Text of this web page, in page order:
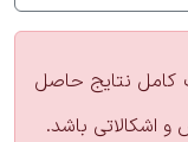
کامل نتایج حاصل
اشکالاتی باشد.